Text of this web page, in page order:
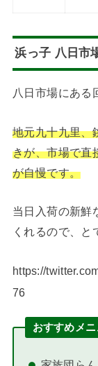
浜っ子 八日市
八日市場にある
地元九十九里、
きが、市場で直
が自慢です。
当日入荷の新鮮
くれるので、と
https://
76
おすすめメニ